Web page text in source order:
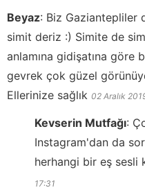
Beyaz: Biz Gaziantepliler
simit deriz :) Simite de
anlamına gidişatına göre
gevrek çok güzel
Ellerinize sağlık 02 Aralık
Kevserin Mutfağı:
Instagram'dan da
herhangi bir eş sesli
17:31